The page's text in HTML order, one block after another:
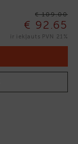
€ 109.00
€ 92.65
ir iekļauts PVN 21%